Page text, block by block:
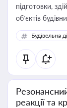
підготовки,
об’єктів
Будівельна
реакції та